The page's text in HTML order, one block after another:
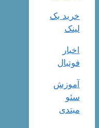
خرید بک
لینک
اخبار
فوتبال
آموزش
سئو
مبتدی